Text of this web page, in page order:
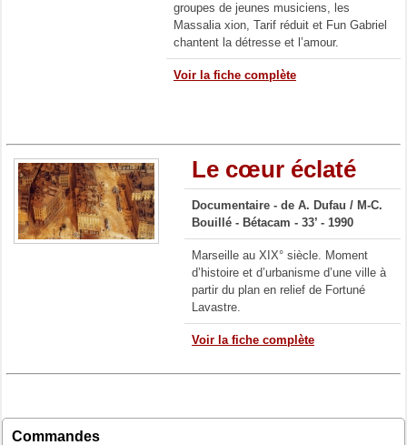
groupes de jeunes musiciens, les
Massalia xion, Tarif réduit et Fun Gabriel
chantent la détresse et l’amour.
Voir la fiche complète
Le cœur éclaté
Documentaire - de A. Dufau / M-C.
Bouillé - Bétacam - 33’ - 1990
Marseille au XIX° siècle. Moment
d’histoire et d’urbanisme d’une ville à
partir du plan en relief de Fortuné
Lavastre.
Voir la fiche complète
Commandes